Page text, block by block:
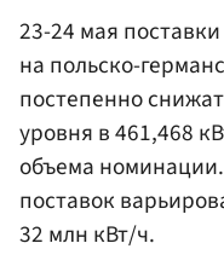
23-24 мая
на польско-
постепенно
уровня в 461,468
объема
поставок
32 млн кВт/ч.